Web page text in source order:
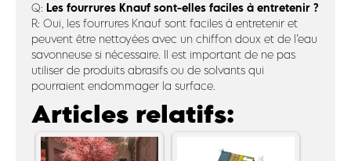
Q: Les fourrures Knauf sont-elles faciles à entretenir ?
R: Oui, les fourrures Knauf sont faciles à entretenir et
peuvent être nettoyées avec un chiffon doux et de l’eau
savonneuse si nécessaire. Il est important de ne pas
utiliser de produits abrasifs ou de solvants qui
pourraient endommager la surface.
Articles relatifs: